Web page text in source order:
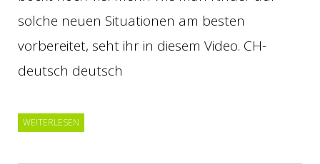
solche neuen Situationen am besten
vorbereitet, seht ihr in diesem Video. CH-
deutsch deutsch
WEITERLESEN